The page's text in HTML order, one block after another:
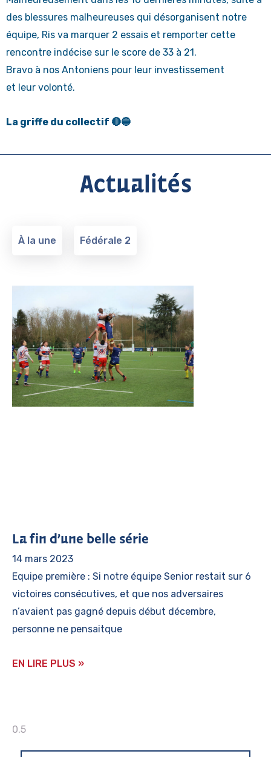
des blessures malheureuses qui désorganisent notre
équipe, Ris va marquer 2 essais et remporter cette
rencontre indécise sur le score de 33 à 21.
Bravo à nos Antoniens pour leur investissement
et leur volonté.
La griffe du collectif 🔴🔵
Actualités
À la une Fédérale 2
La fin d’une belle série
14 mars 2023
Equipe première : Si notre équipe Senior restait sur 6
victoires consécutives, et que nos adversaires
n’avaient pas gagné depuis début décembre,
personne ne pensaitque
EN LIRE PLUS »